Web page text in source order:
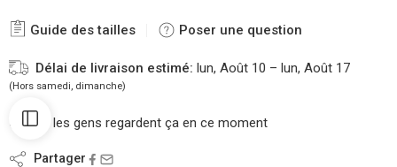
Guide des tailles Poser une question
Délai de livraison estimé: lun, Août 10 – lun, Août 17
(Hors samedi, dimanche)
21 les gens regardent ça en ce moment
Partager